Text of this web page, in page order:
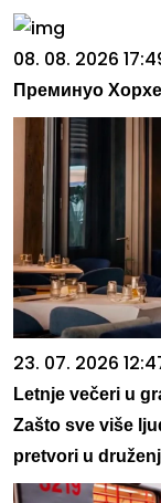
08. 08. 2026
Преминуо
23. 07. 2026
Letnje večeri u
Zašto sve više
pretvori u